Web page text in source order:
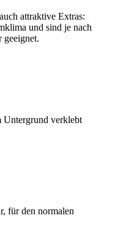
attrak­tive Extras:
und sind je nach
geeignet.
Untergrund verklebt
für den normalen